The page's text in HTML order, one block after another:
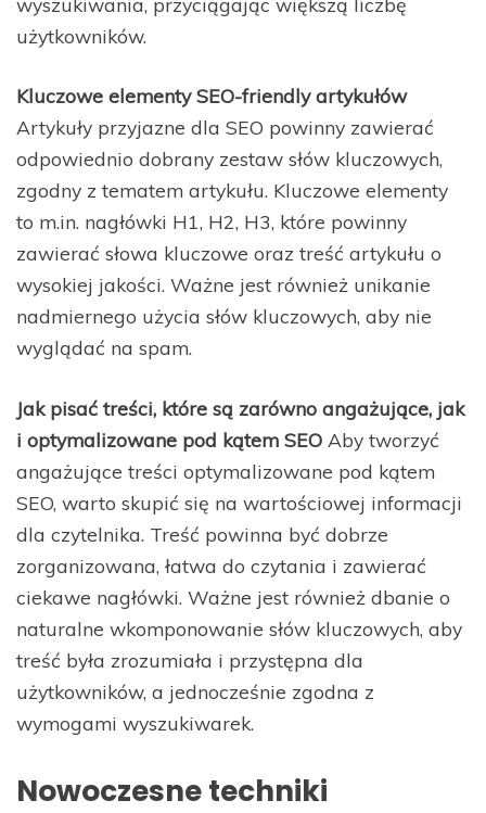
użytkowników.
Kluczowe elementy SEO-friendly artykułów
Artykuły przyjazne dla SEO powinny zawierać
odpowiednio dobrany zestaw słów kluczowych,
zgodny z tematem artykułu. Kluczowe elementy
to m.in. nagłówki H1, H2, H3, które powinny
zawierać słowa kluczowe oraz treść artykułu o
wysokiej jakości. Ważne jest również unikanie
nadmiernego użycia słów kluczowych, aby nie
wyglądać na spam.
Jak pisać treści, które są zarówno angażujące, jak
i optymalizowane pod kątem SEO Aby tworzyć
angażujące treści optymalizowane pod kątem
SEO, warto skupić się na wartościowej informacji
dla czytelnika. Treść powinna być dobrze
zorganizowana, łatwa do czytania i zawierać
ciekawe nagłówki. Ważne jest również dbanie o
naturalne wkomponowanie słów kluczowych, aby
treść była zrozumiała i przystępna dla
użytkowników, a jednocześnie zgodna z
wymogami wyszukiwarek.
Nowoczesne techniki